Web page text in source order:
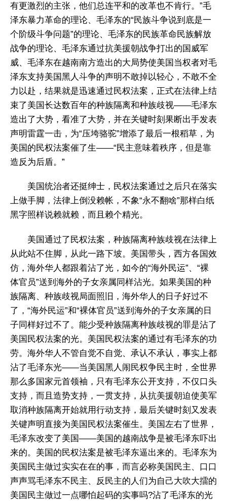
有更激烈的主张，他们总连平和的改革也不肯行。”毛
泽东暴力革命的理论、毛泽东的“民族斗争说到底是一
个阶级斗争问题”的理论、毛泽东的民族革命民族解放
战争的理论、毛泽东通过抗美援朝战争打出的国威军
威、毛泽东在越南南方造出的大局势使美国当权者对毛
泽东支持美国黑人斗争的声明不敢掉以轻心，不敢不全
力以赴，结果就是迅速通过民权法案，正式在法律上结
束了美国长达数百年的种族隔离和种族歧视——毛泽东
造出了大势，看准了大势，并在关键时刻果断出手发表
声明雷霆一击，为“压垮骆驼”增添了最后一根稻草，为
美国的民权法案催了生——“民主意味着秩序，但是靠
造反为后盾。”
美国统治者还挺绅士，民权法案通过之后只在落实
上做手脚，法律上倒没赖帐，不象“永不翻啥”那样白纸
黑字照样说赖就赖，而且赖个精光。
美国通过了民权法案，种族隔离种族歧视在法律上
从此站不住脚，从此一路下坡。美国带头，西方各国效
仿，海外华人都跟着沾了光，如今的“海外民运”、“裸
体官员”送到海外的子女亲属同样沾光。如果美国的种
族隔离、种族歧视局面照旧，海外华人的日子好过不
了，“海外民运”和“裸体官员”送到海外的子女亲属的日
子同样好过不了。能少受种族隔离种族歧视的罪是沾了
美国民权法案的光。美国民权法案的通过有毛泽东的功
劳。海外华人不管自觉不自觉、承认不承认，事实上都
沾了毛泽东光——当美国黑人闹民权争民主时，全世界
那么多国家元首领袖，只有毛泽东公开支持，不仅口头
支持，而且造势支持，一贯支持，从抗美援朝迫使美军
取消种族隔离开始就用行动支持，最后关键时刻又发表
关键声明直接为美国民权法案催生。美国左右了世界，
毛泽东改变了美国——美国的越南战争是被毛泽东吓出
来的。美国的民权法案是被毛泽东逼出来的。毛泽东为
美国民主做过实实在在的事，而言必称美国民主、口口
声声骂毛泽东不民主、反民主的人们为自己大吹大擂的
美国民主做过一点哪怕起码的实事吗?沾了毛泽东的光